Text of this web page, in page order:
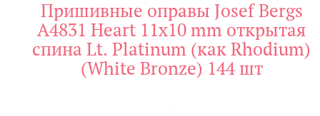
Пришивные оправы Josef Bergs
A4831 Heart 11x10 mm открытая
спина Lt. Platinum (как Rhodium)
(White Bronze) 144 шт